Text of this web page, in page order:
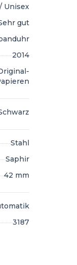
Unisex
gut
2014
Stahl
Saphir
42 mm
3187